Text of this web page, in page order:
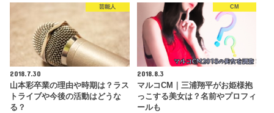
芸能人
2018.7.30
山本彩卒業の理由や時期は？ラス
トライブや今後の活動はどうな
る？
CM
2018.8.3
マルコCM｜三浦翔平がお姫様抱
っこする美女は？名前やプロフィ
ールも